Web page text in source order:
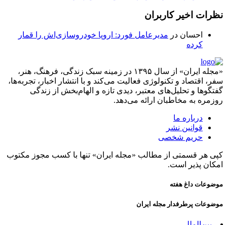
نظرات اخیر کاربران
احسان در مدیرعامل فورد: اروپا خودروسازی‌اش را قمار
کرده
«مجله ایران» از سال ۱۳۹۵ در زمینه سبک زندگی، فرهنگ، هنر،
سفر، اقتصاد و تکنولوژی فعالیت می‌کند و با انتشار اخبار، تجربه‌ها،
گفتگوها و تحلیل‌های معتبر، دیدی تازه و الهام‌بخش از زندگی
روزمره به مخاطبان ارائه می‌دهد.
درباره ما
قوانین نشر
حریم شخصی
کپی هر قسمتی از مطالب «مجله ایران» تنها با کسب مجوز مکتوب
امکان پذیر است.
موضوعات داغ هفته
موضوعات پرطرفدار مجله ایران